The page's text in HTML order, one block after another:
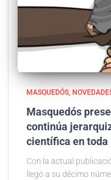
MASQUEDÓS
Masquedós
continúa
científica en toda
Con la actual
llegó a su décimo